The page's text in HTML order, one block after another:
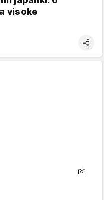
visoke